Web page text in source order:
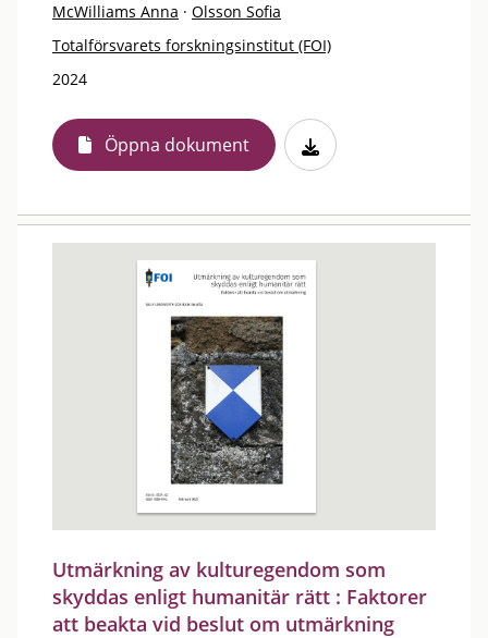
McWilliams Anna · Olsson Sofia
Totalförsvarets forskningsinstitut (FOI)
2024
Öppna dokument
Utmärkning av kulturegendom som
skyddas enligt humanitär rätt : Faktorer
att beakta vid beslut om utmärkning